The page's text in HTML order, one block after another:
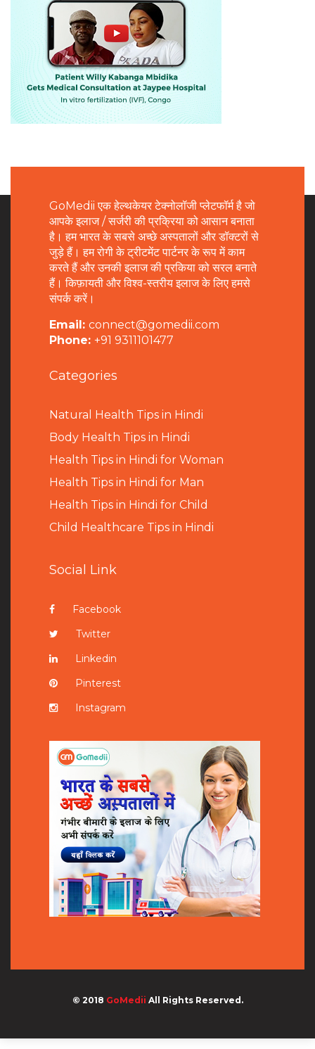
GoMedii एक हेल्थकेयर टेक्नोलॉजी प्लेटफॉर्म है जो
आपके इलाज / सर्जरी की प्रक्रिया को आसान बनाता
है। हम भारत के सबसे अच्छे अस्पतालों और डॉक्टरों से
जुड़े हैं। हम रोगी के ट्रीटमेंट पार्टनर के रूप में काम
करते हैं और उनकी इलाज की प्रकिया को सरल बनाते
हैं। किफ़ायती और विश्व-स्तरीय इलाज के लिए हमसे
संपर्क करें।
Email: connect@gomedii.com
Phone: +91 9311101477
Categories
Natural Health Tips in Hindi
Body Health Tips in Hindi
Health Tips in Hindi for Woman
Health Tips in Hindi for Man
Health Tips in Hindi for Child
Child Healthcare Tips in Hindi
Social Link
Facebook
Twitter
Linkedin
Pinterest
Instagram
© 2018 GoMedii All Rights Reserved.